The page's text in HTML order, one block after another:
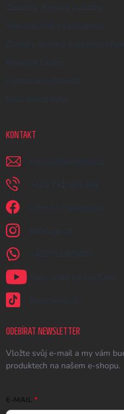
Způsoby dopravy a platby
Velkoobchod a spolupráce
Zakázky na míru a dárkové
Kreativní Česko
Hodnocení obchodu
Moje objednávka
KONTAKT
napiste @ earplugs.cz
+420 731 389 483
Jsme na Facebooku!
earplugs_cz
+420731389483
Naše videa na YouTube
@earplugs.cz
ODEBÍRAT NEWSLETTER
Vložte svůj e-mail a my vám
produktech na našem e-shopu.
E-MAIL